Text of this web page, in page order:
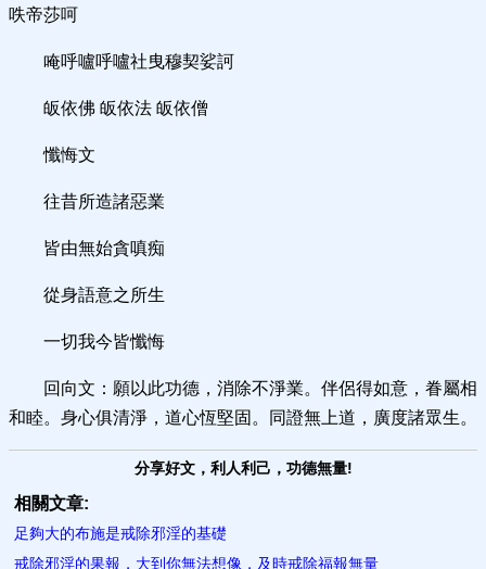
呹帝莎呵
唵呼嚧呼嚧社曳穆契娑訶
皈依佛 皈依法 皈依僧
懺悔文
往昔所造諸惡業
皆由無始貪嗔痴
從身語意之所生
一切我今皆懺悔
回向文：願以此功德，消除不淨業。伴侶得如意，眷屬相
和睦。身心俱清淨，道心恆堅固。同證無上道，廣度諸眾生。
分享好文，利人利己，功德無量!
相關文章:
足夠大的布施是戒除邪淫的基礎
戒除邪淫的果報，大到你無法想像，及時戒除福報無量